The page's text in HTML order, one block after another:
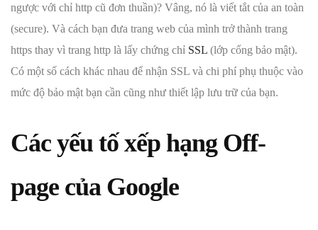
ngược với chỉ http cũ đơn thuần)? Vâng, nó là viết tắt của an toàn
(secure). Và cách bạn đưa trang web của mình trở thành trang
https thay vì trang http là lấy chứng chỉ SSL (lớp cổng bảo mật).
Có một số cách khác nhau để nhận SSL và chi phí phụ thuộc vào
mức độ bảo mật bạn cần cũng như thiết lập lưu trữ của bạn.
Các yếu tố xếp hạng Off-
page của Google